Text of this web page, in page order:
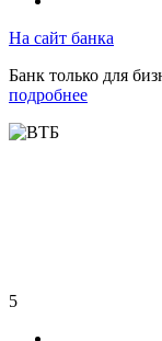
На сайт банка
Банк только для
подробнее
5